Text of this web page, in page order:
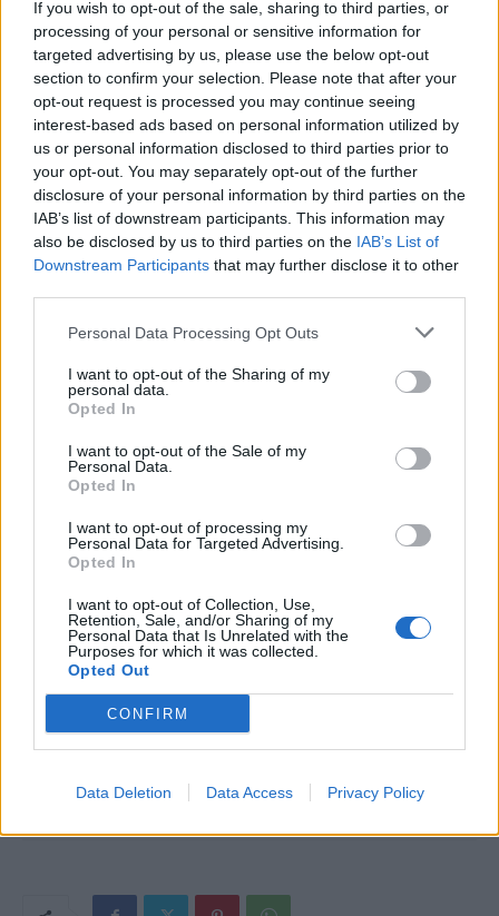
If you wish to opt-out of the sale, sharing to third parties, or
processing of your personal or sensitive information for
targeted advertising by us, please use the below opt-out
section to confirm your selection. Please note that after your
opt-out request is processed you may continue seeing
interest-based ads based on personal information utilized by
us or personal information disclosed to third parties prior to
your opt-out. You may separately opt-out of the further
disclosure of your personal information by third parties on the
IAB’s list of downstream participants. This information may
also be disclosed by us to third parties on the IAB’s List of
Downstream Participants that may further disclose it to other
Personal Data Processing Opt Outs
I want to opt-out of the Sharing of my
personal data.
Opted In
I want to opt-out of the Sale of my
Personal Data.
Opted In
I want to opt-out of processing my
Personal Data for Targeted Advertising.
Opted In
I want to opt-out of Collection, Use,
Retention, Sale, and/or Sharing of my
Personal Data that Is Unrelated with the
Purposes for which it was collected.
Opted Out
CONFIRM
Data Deletion Data Access Privacy Policy
Rám nézett furcsa tekintettel. Szeméből semmit nem
tudtam kiolvasni. Majd fölényes hangon ennyit mondott:
– Ne aggódjon Amélia, visszaadom a szabadságát, ha
megjön a váltságdíja! Addig is próbálja meg élvezni az
itt eltöltött időt!
– Élvezni? Maga bolond, azonnal engedjen el! Ezért
biztosan halállal lakol ! – sikoltottam hisztériásan.
kedves, nem áll jól Önnek!– mondta gúnyosan. –
Inkább
készülődjön!
se, és eltűnt olyan gyorsan, ahogy
megjelent. Leroskadtam az ágyra. Ránéztem a bíborvörös
Még cipőt is talált hozzá, és elpirulva láttam, hogy
fehérneműt is. Vajon mire készül? El akar adni? Erre a
gondolatra jeges rémület költözött a szívembe.
Folytatjuk…